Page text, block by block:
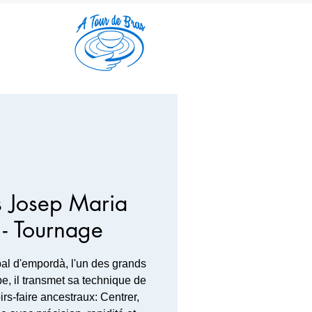
Josep Maria
Tournage
d'empordà, l'un des grands
il transmet sa technique de
faire ancestraux: Centrer,